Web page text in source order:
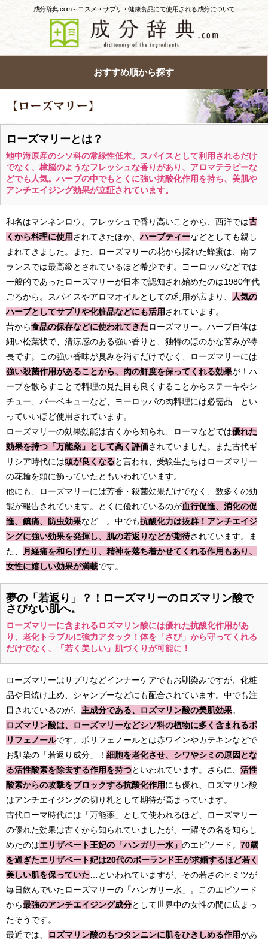
成分辞典.com～コスメ・サプリ・健康食品にて使用される成分について
おすすめ順から探す
ローズマリーとは？
地中海原産のシソ科の常緑性低木。スパイスとして利用されるだけ
でなく、樟脳のようなフレッシュな香りがあり、アロマテラピーな
どでも人気。ハーブの中でもとくに強い抗酸化作用を持ち、美肌や
アンチエイジング効果が立証されています。
和名はマンネンロウ。フレッシュで香り高いことから、西洋では古
くから料理に使用されてきたほか、ハーブティーなどとしても親し
まれてきました。また、ローズマリーの花から採れた蜂蜜は、南フ
ランスでは最高級とされているほど希少です。ヨーロッパなどでは
一般的であったローズマリーが日本で認知され始めたのは1980年代
ごろから。スパイスやアロマオイルとしての利用が広まり、
人気の
ハーブとしてサプリや化粧品などにも活用されています。
昔から食品の保存などに使われてきたローズマリー。ハーブ自体は
細い松葉状で、清涼感のある強い香りと、独特のほのかな苦みが特
長です。この強い香味が臭みを消すだけでなく、ローズマリーには
強い殺菌作用があることから、肉の鮮度を保ってくれる効果が！ハ
ーブを散らすことで料理の見た目も良くすることからステーキやシ
チュー、バーベキューなど、ヨーロッパの肉料理には必需品…とい
っていいほど使用されています。
ローズマリーの効果効能は古くから知られ、ローマなどでは優れた
効果を持つ「万能薬」として高く評価されていました。また古代ギ
リシア時代には頭が良くなると言われ、受験生たちはローズマリー
の花輪を頭に飾っていたともいわれています。
他にも、ローズマリーには芳香・殺菌効果だけでなく、数多くの効
能が報告されています。とくに優れているのが血行促進、消化の促
進、鎮痛、防虫効果など…。中でも抗酸化力は抜群！アンチエイジ
ングに強い効果を発揮し、肌の若返りなどが期待されています。ま
た、
月経痛を和らげたり、精神を落ち着かせてくれる作用もあり、
女性に嬉しい効果が満載です。
夢の「若返り」？！ローズマリーのロズマリン酸で
さびない肌へ。
ローズマリーに含まれるロズマリン酸には優れた抗酸化作用があ
り、老化トラブルに強力アタック！体を「さび」から守ってくれる
だけでなく、「若く美しい」肌づくりが可能に！
ローズマリーはサプリなどインナーケアでもお馴染みですが、化粧
品や日焼け止め、シャンプーなどにも配合されています。中でも注
目されているのが、 主成分である、ロズマリン酸の美肌効果。
ロズマリン酸は、ローズマリーなどシソ科の植物に多く含まれるポ
リフェノールです。ポリフェノールとは赤ワインやカテキンなどで
お馴染の「若返り成分」！ 細胞を老化させ、シワやシミの原因とな
る活性酸素を除去する作用を持つといわれています。さらに、 活性
酸素からの攻撃をブロックする抗酸化作用にも優れ、ロズマリン酸
はアンチエイジングの切り札として期待が高まっています。
古代ローマ時代には「万能薬」として使われるほど、ローズマリー
の優れた効果は古くから知られていましたが、一躍その名を知らし
めたのはエリザベート王妃の「ハンガリー水」 のエピソード。 70歳
を過ぎたエリザベート妃は20代のポーランド王が求婚するほど若く
美しい肌を保っていた…といわれていますが、その若さのヒミツが
毎日飲んでいたローズマリーの「ハンガリー水」。このエピソード
から最強のアンチエイジング成分として世界中の女性の間に広まっ
たそうです。
最近では、
ロズマリン酸のもつタンニンに肌をひきしめる作用があ